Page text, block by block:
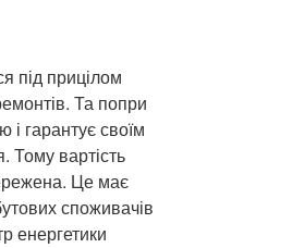
під прицілом
Та попри
гарантує своїм
Тому вартість
Це має
споживачів
енергетики